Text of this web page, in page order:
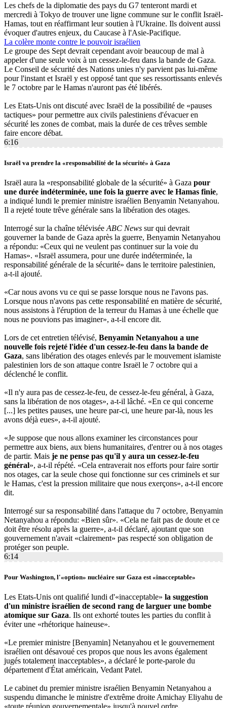
Les chefs de la diplomatie des pays du G7 tenteront mardi et
mercredi à Tokyo de trouver une ligne commune sur le conflit Israël-
Hamas, tout en réaffirmant leur soutien à l'Ukraine. Ils doivent aussi
évoquer d'autres enjeux, du Caucase à l'Asie-Pacifique.
La colère monte contre le pouvoir israélien
Le groupe des Sept devrait cependant avoir beaucoup de mal à
appeler d'une seule voix à un cessez-le-feu dans la bande de Gaza.
Le Conseil de sécurité des Nations unies n'y parvient pas lui-même
pour l'instant et Israël y est opposé tant que ses ressortissants enlevés
le 7 octobre par le Hamas n'auront pas été libérés.
Les Etats-Unis ont discuté avec Israël de la possibilité de «pauses
tactiques» pour permettre aux civils palestiniens d'évacuer en
sécurité les zones de combat, mais la durée de ces trêves semble
faire encore débat.
6:16
Israël va prendre la «responsabilité de la sécurité» à Gaza
Israël aura la «responsabilité globale de la sécurité» à Gaza pour
une durée indéterminée, une fois la guerre avec le Hamas finie,
a indiqué lundi le premier ministre israélien Benyamin Netanyahou.
Il a rejeté toute trêve générale sans la libération des otages.
Interrogé sur la chaîne télévisée ABC News sur qui devrait
gouverner la bande de Gaza après la guerre, Benyamin Netanyahou
a répondu: «Ceux qui ne veulent pas continuer sur la voie du
Hamas». «Israël assumera, pour une durée indéterminée, la
responsabilité générale de la sécurité» dans le territoire palestinien,
a-t-il ajouté.
«Car nous avons vu ce qui se passe lorsque nous ne l'avons pas.
Lorsque nous n'avons pas cette responsabilité en matière de sécurité,
nous assistons à l'éruption de la terreur du Hamas à une échelle que
nous ne pouvions pas imaginer», a-t-il encore dit.
Lors de cet entretien télévisé, Benyamin Netanyahou a une
nouvelle fois rejeté l'idée d'un cessez-le-feu dans la bande de
Gaza, sans libération des otages enlevés par le mouvement islamiste
palestinien lors de son attaque contre Israël le 7 octobre qui a
déclenché le conflit.
«Il n'y aura pas de cessez-le-feu, de cessez-le-feu général, à Gaza,
sans la libération de nos otages», a-t-il lâché. «En ce qui concerne
[...] les petites pauses, une heure par-ci, une heure par-là, nous les
avons déjà eues», a-t-il ajouté.
«Je suppose que nous allons examiner les circonstances pour
permettre aux biens, aux biens humanitaires, d'entrer ou à nos otages
de partir. Mais je ne pense pas qu'il y aura un cessez-le-feu
général», a-t-il répété. «Cela entraverait nos efforts pour faire sortir
nos otages, car la seule chose qui fonctionne sur ces criminels et sur
le Hamas, c'est la pression militaire que nous exerçons», a-t-il encore
dit.
Interrogé sur sa responsabilité dans l'attaque du 7 octobre, Benyamin
Netanyahou a répondu: «Bien sûr». «Cela ne fait pas de doute et ce
doit être résolu après la guerre», a-t-il déclaré, ajoutant que son
gouvernement n'avait «clairement» pas respecté son obligation de
protéger son peuple.
6:14
Pour Washington, l'«option» nucléaire sur Gaza est «inacceptable»
Les Etats-Unis ont qualifié lundi d'«inacceptable» la suggestion
d'un ministre israélien de second rang de larguer une bombe
atomique sur Gaza. Ils ont exhorté toutes les parties du conflit à
éviter une «rhétorique haineuse».
«Le premier ministre [Benyamin] Netanyahou et le gouvernement
israélien ont désavoué ces propos que nous les avons également
jugés totalement inacceptables», a déclaré le porte-parole du
département d'État américain, Vedant Patel.
Le cabinet du premier ministre israélien Benyamin Netanyahou a
suspendu dimanche le ministre d'extrême droite Amichay Eliyahu de